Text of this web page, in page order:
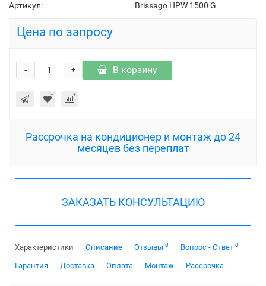
Артикул:
Brissago HPW 1500 G
Цена по запросу
+
- В корзину
Рассрочка на кондиционер и монтаж до 24
месяцев без переплат
ЗАКАЗАТЬ КОНСУЛЬТАЦИЮ
Характеристики Описание Отзывы 0 Вопрос - Ответ 0
Гарантия Доставка Оплата Монтаж Рассрочка